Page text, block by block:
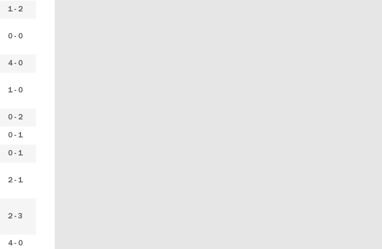
1 - 2
0 - 0
4 - 0
1 - 0
0 - 2
0 - 1
0 - 1
2 - 1
2 - 3
4 - 0